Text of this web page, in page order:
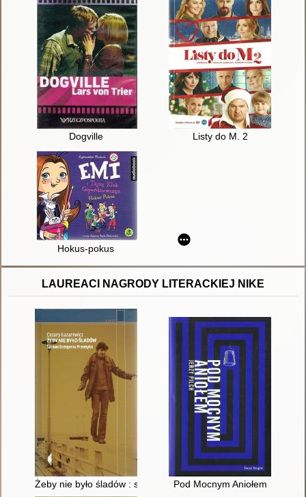
Dogville Listy do M. 2
Hokus-pokus
LAUREACI NAGRODY LITERACKIEJ NIKE
Żeby nie było śladów : sprawa Grzegorza Przemyka
Pod Mocnym Aniołem